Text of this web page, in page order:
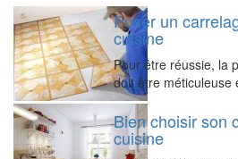
Poser un
cuisine
Pour être réussie, la
doit être
Bien choisir son
cuisine